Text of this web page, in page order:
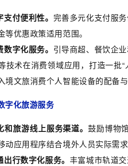
付便利性。 完善多元化支付服
等优惠政策适用范围。
字化服务。 引导商超、餐饮企
技术在消费领域应用，打造一批
境文旅消费个人智能设备的配备与
字化旅游服务
和旅游线上服务渠道。鼓励博物
动应用程序结合境外人员实际需
行数字化服务。 丰富城市轨道